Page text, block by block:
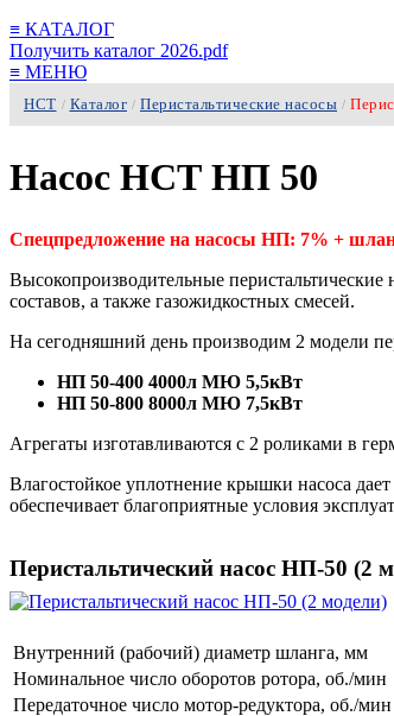
≡ КАТАЛОГ
Получить каталог 2026.pdf
≡ МЕНЮ
НСТ / Каталог / Перистальтические насосы /
Насос НСТ НП 50
Спецпредложение на насосы НП: 7% +
Высокопроизводительные
составов, а также газожидкостных смесей.
На сегодняшний день производим 2 модели
НП 50-400 4000л МЮ 5,5кВт
НП 50-800 8000л МЮ 7,5кВт
Агрегаты изготавливаются с 2 роликами в
Влагостойкое уплотнение крышки насоса
обеспечивает благоприятные условия
Перистальтический насос НП-50 (2
Внутренний (рабочий) диаметр шланга, мм
Номинальное число оборотов ротора, об./мин
Передаточное число мотор-редуктора, об./мин